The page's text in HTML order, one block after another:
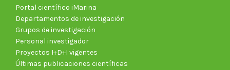
Portal científico iMarina
Departamentos de investigación
Grupos de investigación
Personal investigador
Proyectos I+D+I vigentes
Últimas publicaciones científicas